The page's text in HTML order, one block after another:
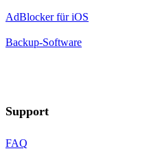
AdBlocker für iOS
Backup-Software
Support
FAQ